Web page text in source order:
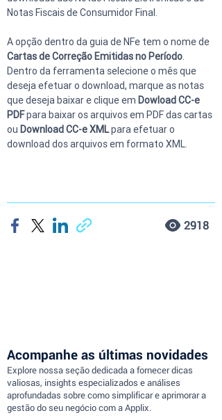
Notas Fiscais de Consumidor Final.
A opção dentro da guia de NFe tem o nome de
Cartas de Correção Emitidas no Período.
Dentro da ferramenta selecione o mês que
deseja efetuar o download, marque as notas
que deseja baixar e clique em Dowload CC-e
PDF para baixar os arquivos em PDF das cartas
ou Download CC-e XML para efetuar o
download dos arquivos em formato XML.
2918
Acompanhe as últimas novidades
Explore nossa seção dedicada a fornecer dicas
valiosas, insights especializados e análises
aprofundadas sobre como simplificar e aprimorar a
gestão do seu negócio com a Applix.